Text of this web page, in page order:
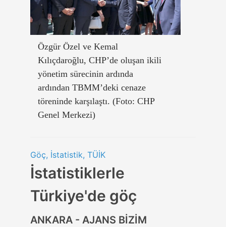
Özgür Özel ve Kemal
Kılıçdaroğlu, CHP’de oluşan ikili
yönetim sürecinin ardında
ardından TBMM’deki cenaze
töreninde karşılaştı. (Foto: CHP
Genel Merkezi)
Göç, İstatistik, TÜİK
İstatistiklerle
Türkiye'de göç
ANKARA - AJANS BİZİM